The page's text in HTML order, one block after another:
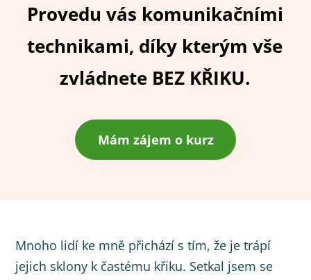
Provedu vás komunikačními
technikami, díky kterým vše
zvládnete BEZ KŘIKU.
Mám zájem o kurz
Mnoho lidí ke mně přichází s tím, že je trápí
jejich sklony k častému křiku. Setkal jsem se